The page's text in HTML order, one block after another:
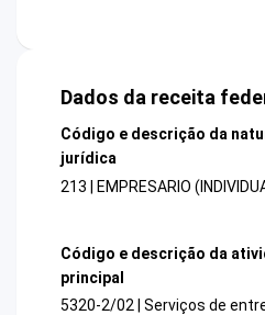
Dados da receita
Código e descrição da
jurídica
213 | EMPRESARIO
Código e descrição da
principal
5320-2/02 | Serviços de